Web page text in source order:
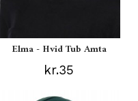
Elma - Hvid Tub Amta
kr.35